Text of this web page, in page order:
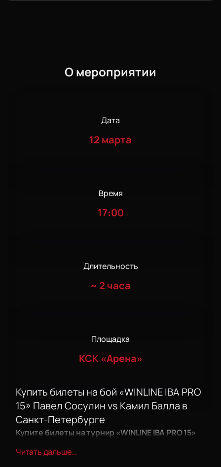
О мероприятии
Дата
12 марта
Время
17:00
Длительность
~ 2 часа
Площадка
КСК «Арена»
Купить билеты на бой «WINLINE IBA PRO
15» Павел Сосулин vs Камил Балла в
Санкт-Петербурге
Купите билеты на турнир «WINLINE IBA PRO 15»
возможность увидеть встречу двух сильнейших
Читать дальше...